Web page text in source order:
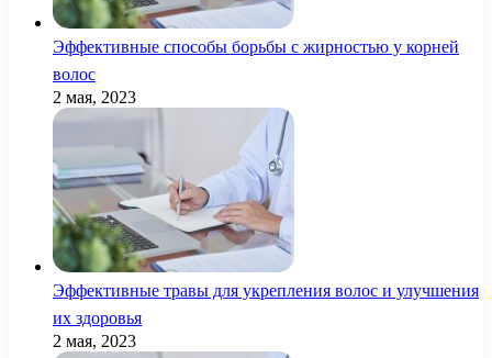
Эффективные способы борьбы с жирностью у корней
волос
2 мая, 2023
Эффективные травы для укрепления волос и улучшения
их здоровья
2 мая, 2023